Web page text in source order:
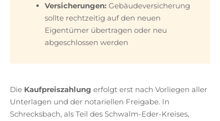
Versicherungen: Gebäudeversicherung
sollte rechtzeitig auf den neuen
Eigentümer übertragen oder neu
abgeschlossen werden
Die Kaufpreiszahlung erfolgt erst nach Vorliegen aller
Unterlagen und der notariellen Freigabe. In
Schrecksbach, als Teil des Schwalm-Eder-Kreises,